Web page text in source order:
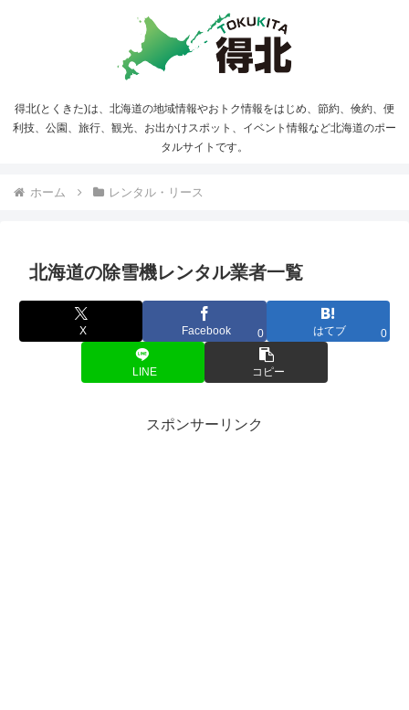
得北(とくきた)は、北海道の地域情報やおトク情報をはじめ、節約、倹約、便
利技、公園、旅行、観光、お出かけスポット、イベント情報など北海道のポー
タルサイトです。
ホーム レンタル・リース
北海道の除雪機レンタル業者一覧
X Facebook 0 はてブ 0
LINE コピー
スポンサーリンク